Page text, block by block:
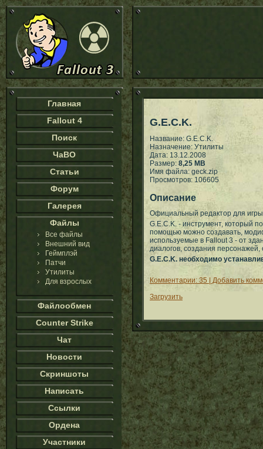
Главная
Fallout 4
Поиск
ЧаВО
Статьи
Форум
Галерея
Файлы
Все файлы
Внешний вид
Геймплэй
Патчи
Утилиты
Для взрослых
Файлообмен
Counter Strike
Чат
Новости
Скриншоты
Написать
Ссылки
Ордена
Участники
G.E.C.K.
Название: G.E.C.K.
Назначение: Утилиты
Дата: 13.12.2008
Размер: 8,25 MB
Имя файла: geck.zip
Просмотров: 106605
Описание
Официальный редактор для
G.E.C.K. - инструмент, который
помощью можно создавать,
используемые в Fallout 3 - от
диалогов, создания персонажей,
G.E.C.K. необходимо
Комментарии: 35 | Добавить
Загрузить